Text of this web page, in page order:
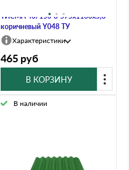
ТИСМА 40/150-8-575х1130х5,8
коричневый Y048 ТУ
Характеристики
465 руб
В КОРЗИНУ
В наличии